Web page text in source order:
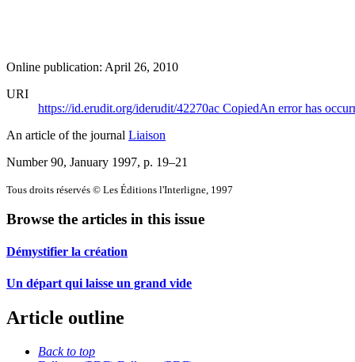
Online publication: April 26, 2010
URI
https://id.erudit.org/iderudit/42270ac CopiedAn error has
An article of the journal Liaison
Number 90, January 1997, p. 19–21
Tous droits réservés © Les Éditions l'Interligne, 1997
Browse the articles in this issue
Démystifier la création
Un départ qui laisse un grand vide
Article outline
Back to top